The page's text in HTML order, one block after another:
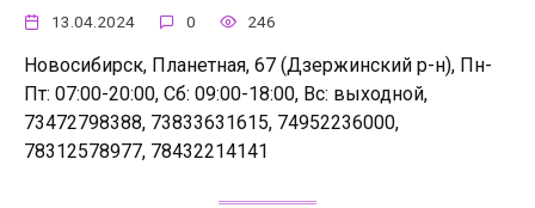
13.04.2024 0 246
Новосибирск, Планетная, 67 (Дзержинский р-н), Пн-
Пт: 07:00-20:00, Сб: 09:00-18:00, Вс: выходной,
73472798388, 73833631615, 74952236000,
78312578977, 78432214141